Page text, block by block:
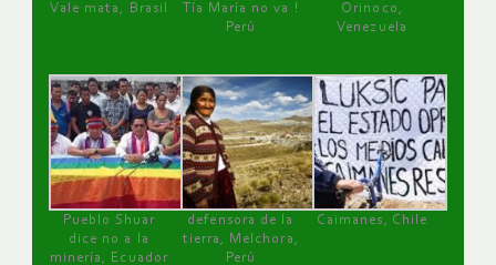
Vale mata, Brasil
Tía María no va !
Perú
Orinoco,
Venezuela
Pueblo Shuar
dice no a la
minería, Ecuador
defensora de la
tierra, Melchora,
Perú
Caimanes, Chile